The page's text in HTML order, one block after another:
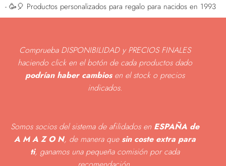
- 🥳🎈 Productos personalizados para regalo para nacidos en 1993
Comprueba DISPONIBILIDAD y PRECIOS FINALES
haciendo click en el botón de cada productos dado
podrían haber cambiosen el stock o precios
indicados.
Somos socios del sistema de afilidados en ESPAÑA de
A M A Z O N, de manera que sin coste extra para
ti, ganamos una pequeña comisión por cada